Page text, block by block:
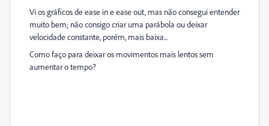
Vi os gráficos de ease in e ease out, mas não consegui entender
muito bem; não consigo criar uma parábola ou deixar
velocidade constante, porém, mais baixa...
Como faço para deixar os movimentos mais lentos sem
aumentar o tempo?